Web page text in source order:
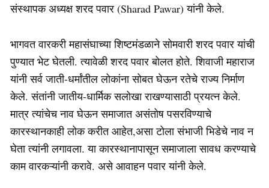
संस्थापक अध्यक्ष शरद पवार (Sharad Pawar) यांनी केले.
भागवत वारकरी महासंघाच्या शिष्टमंडळाने सोमवारी शरद पवार यांची
पुण्यात भेट घेतली. त्यावेळी शरद पवार बोलत होते. शिवाजी महाराज
यांनी सर्व जाती-धर्मांतील लोकांना सोबत घेऊन रतेचे राज्य निर्माण
केले. संतांनी जातीय-धार्मिक सलोखा राखण्यासाठी प्रयत्न केले.
मात्र त्यांचेच नाव घेऊन समाजात असंतोष पसरविण्याचे
कारस्थानकाही लोक करीत आहेत,असा टोला संभाजी भिडेचे नाव न
घेता त्यांनी लगावला. या कारस्थानापासून समाजाला सावध करण्याचे
काम वारकऱ्यांनी करावे. असे आवाहन पवार यांनी केले.